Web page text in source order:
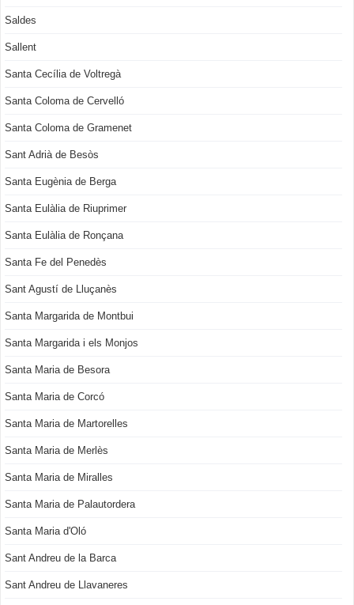
Saldes
Sallent
Santa Cecília de Voltregà
Santa Coloma de Cervelló
Santa Coloma de Gramenet
Sant Adrià de Besòs
Santa Eugènia de Berga
Santa Eulàlia de Riuprimer
Santa Eulàlia de Ronçana
Santa Fe del Penedès
Sant Agustí de Lluçanès
Santa Margarida de Montbui
Santa Margarida i els Monjos
Santa Maria de Besora
Santa Maria de Corcó
Santa Maria de Martorelles
Santa Maria de Merlès
Santa Maria de Miralles
Santa Maria de Palautordera
Santa Maria d'Oló
Sant Andreu de la Barca
Sant Andreu de Llavaneres